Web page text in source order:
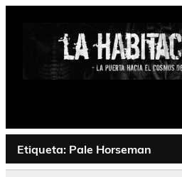
Saltar
Psychedelic, Stoner, Doom,
Etiqueta: Pale Horseman